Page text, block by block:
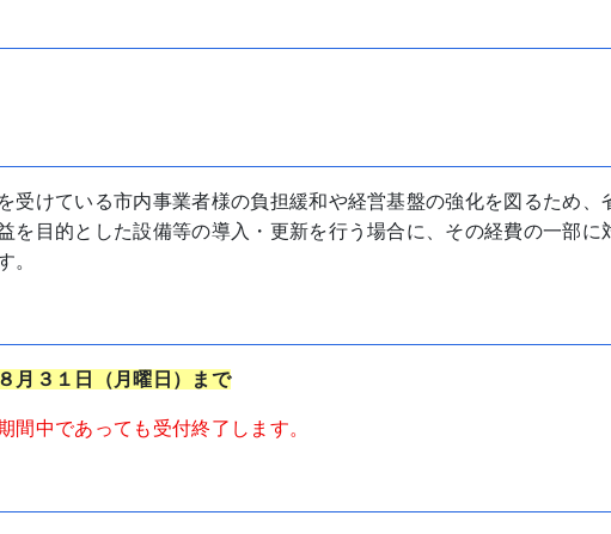
受けている市内事業者様の負担緩和や経営基盤の強化を図るため、
を目的とした設備等の導入・更新を行う場合に、その経費の一部に
。
月３１日（月曜日）まで
中であっても受付終了します。